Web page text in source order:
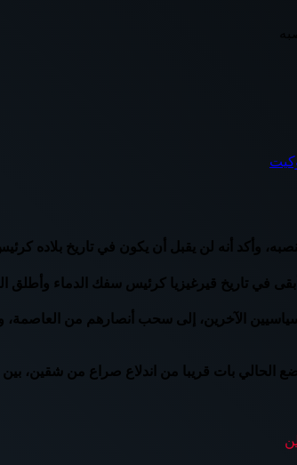
وأكد أنه لن يقبل أن يكون في تاريخ بلاده
أبقى في تاريخ قيرغيزيا كرئيس سفك الدماء
الآخرين، إلى سحب أنصارهم من العاصمة،
الحالي بات قريبا من اندلاع صراع من شقين، بين